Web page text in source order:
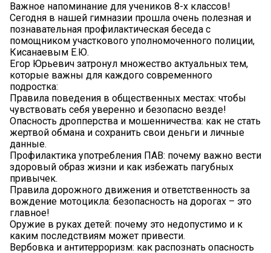
Важное напоминание для учеников 8-х классов!
Сегодня в нашей гимназии прошла очень полезная и
познавательная профилактическая беседа с
помощником участкового уполномоченного полиции,
Кисанаевым Е.Ю.
Егор Юрьевич затронул множество актуальных тем,
которые важны для каждого современного
подростка:
Правила поведения в общественных местах: чтобы
чувствовать себя уверенно и безопасно везде!
Опасность дропперства и мошенничества: как не стать
жертвой обмана и сохранить свои деньги и личные
данные.
Профилактика употребления ПАВ: почему важно вести
здоровый образ жизни и как избежать пагубных
привычек.
Правила дорожного движения и ответственность за
вождение мотоцикла: безопасность на дорогах – это
главное!
Оружие в руках детей: почему это недопустимо и к
каким последствиям может привести.
Вербовка и антитерроризм: как распознать опасность